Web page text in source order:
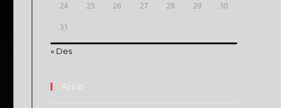
24 25 26 27 28 29 30
31
« Des
Arsip